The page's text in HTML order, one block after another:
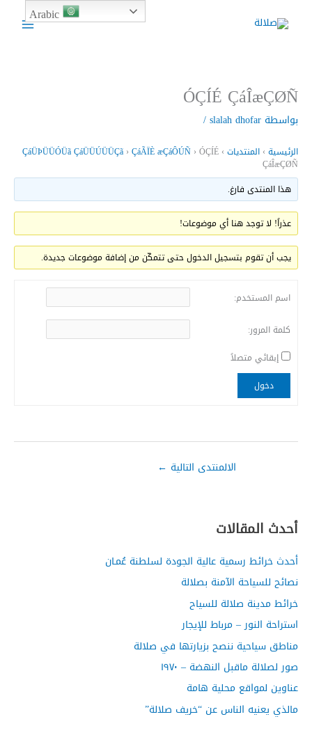
ÓÇÍÉ ÇáÎæÇØÑ
بواسطة slalah dhofar
/
الرئيسية › المنتديات ›
ÇáÜÞÜÜÓÜã ÇáÜÜÚÜÜÇã › ÇáÃÏÈ æÇáÔÚÑ › ÓÇÍÉ
ÇáÎæÇØÑ
هذا المنتدى فارغ.
عذراً! لا توجد هنا أي موضوعات!
يجب أن تقوم بتسجيل الدخول حتى تتمكّن من إضافة موضوعات جديدة.
اسم المستخدم:
كلمة المرور:
إبقائي متصلاً
دخول
الالمنتدى التالية ←
أحدث المقالات
أحدث خرائط رسمية عالية الجودة لسلطنة عُمـان
نصائح للسياحة الآمنة بصلالة
خرائط مدينة صلالة للسياح
استراحة النور – مرباط للإيجار
مناطق سياحية ننصح بزيارتها في صلالة
صور لصلالة ماقبل النهضة – ١٩٧٠
عناوين لمواقع محلية هامة
مالذي يعنيه الناس عن “خريف صلالة”
Arabic